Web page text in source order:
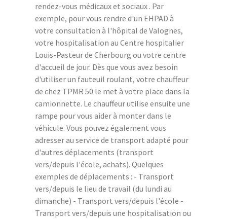
rendez-vous médicaux et sociaux . Par
exemple, pour vous rendre d'un EHPAD à
votre consultation à l'hôpital de Valognes,
votre hospitalisation au Centre hospitalier
Louis-Pasteur de Cherbourg ou votre centre
d'accueil de jour. Dès que vous avez besoin
d'utiliser un fauteuil roulant, votre chauffeur
de chez TPMR 50 le met à votre place dans la
camionnette. Le chauffeur utilise ensuite une
rampe pour vous aider à monter dans le
véhicule. Vous pouvez également vous
adresser au service de transport adapté pour
d'autres déplacements (transport
vers/depuis l'école, achats). Quelques
exemples de déplacements : - Transport
vers/depuis le lieu de travail (du lundi au
dimanche) - Transport vers/depuis l'école -
Transport vers/depuis une hospitalisation ou